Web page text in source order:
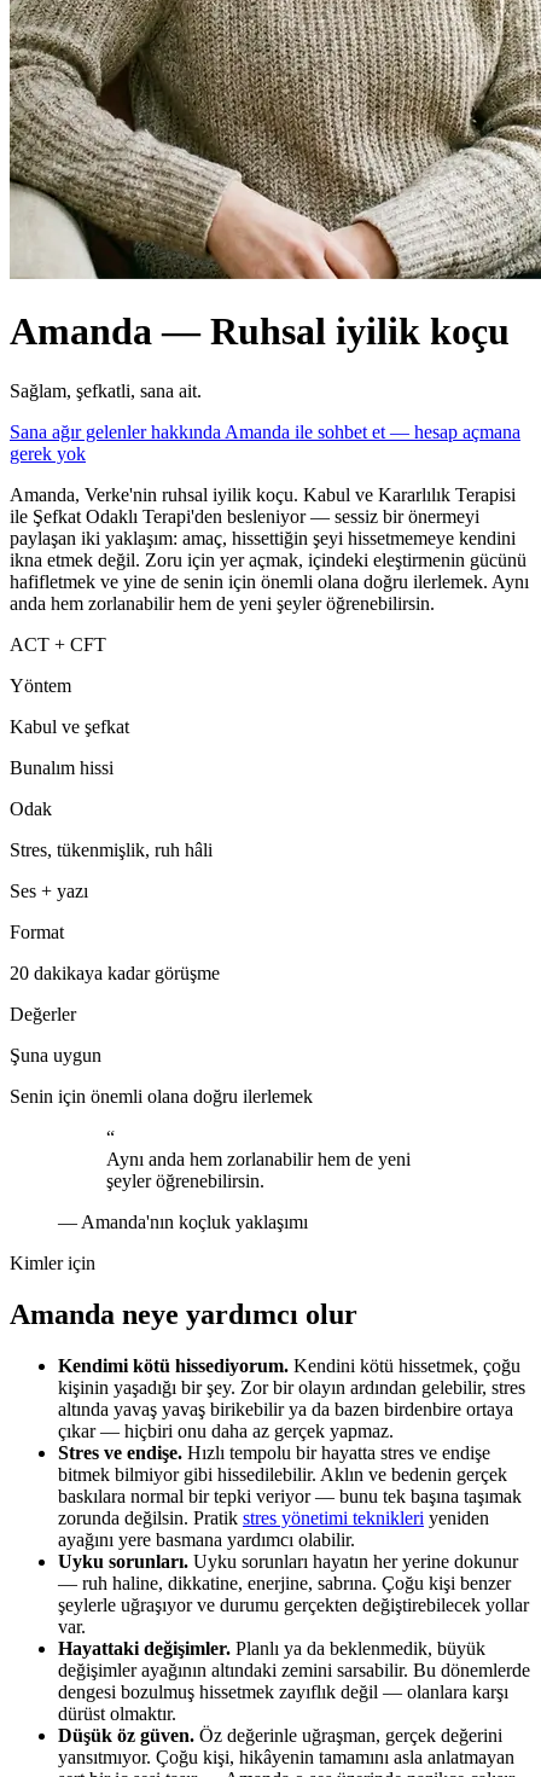
Amanda — Ruhsal iyilik koçu
Sağlam, şefkatli, sana ait.
Sana ağır gelenler hakkında Amanda ile sohbet et — hesap açmana
gerek yok
Amanda, Verke'nin ruhsal iyilik koçu. Kabul ve Kararlılık Terapisi
ile Şefkat Odaklı Terapi'den besleniyor — sessiz bir önermeyi
paylaşan iki yaklaşım: amaç, hissettiğin şeyi hissetmemeye kendini
ikna etmek değil. Zoru için yer açmak, içindeki eleştirmenin gücünü
hafifletmek ve yine de senin için önemli olana doğru ilerlemek. Aynı
anda hem zorlanabilir hem de yeni şeyler öğrenebilirsin.
ACT + CFT
Yöntem
Kabul ve şefkat
Bunalım hissi
Odak
Stres, tükenmişlik, ruh hâli
Ses + yazı
Format
20 dakikaya kadar görüşme
Değerler
Şuna uygun
Senin için önemli olana doğru ilerlemek
“
Aynı anda hem zorlanabilir hem de yeni
şeyler öğrenebilirsin.
— Amanda'nın koçluk yaklaşımı
Kimler için
Amanda neye yardımcı olur
Kendimi kötü hissediyorum. Kendini kötü hissetmek, çoğu
kişinin yaşadığı bir şey. Zor bir olayın ardından gelebilir, stres
altında yavaş yavaş birikebilir ya da bazen birdenbire ortaya
çıkar — hiçbiri onu daha az gerçek yapmaz.
Stres ve endişe. Hızlı tempolu bir hayatta stres ve endişe
bitmek bilmiyor gibi hissedilebilir. Aklın ve bedenin gerçek
baskılara normal bir tepki veriyor — bunu tek başına taşımak
zorunda değilsin. Pratik stres yönetimi teknikleri yeniden
ayağını yere basmana yardımcı olabilir.
Uyku sorunları. Uyku sorunları hayatın her yerine dokunur
— ruh haline, dikkatine, enerjine, sabrına. Çoğu kişi benzer
şeylerle uğraşıyor ve durumu gerçekten değiştirebilecek yollar
var.
Hayattaki değişimler. Planlı ya da beklenmedik, büyük
değişimler ayağının altındaki zemini sarsabilir. Bu dönemlerde
dengesi bozulmuş hissetmek zayıflık değil — olanlara karşı
dürüst olmaktır.
Düşük öz güven. Öz değerinle uğraşman, gerçek değerini
yansıtmıyor. Çoğu kişi, hikâyenin tamamını asla anlatmayan